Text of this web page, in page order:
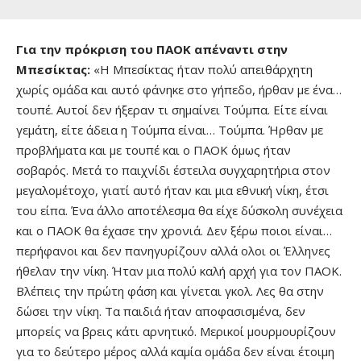
Για την πρόκριση του ΠΑΟΚ απέναντι στην
Μπεσίκτας: «Η Μπεσίκτας ήταν πολύ απειθάρχητη
χωρίς ομάδα και αυτό φάνηκε στο γήπεδο, ήρθαν με ένα…
τουπέ. Αυτοί δεν ήξεραν τι σημαίνει Τούμπα. Είτε είναι
γεμάτη, είτε άδεια η Τούμπα είναι… Τούμπα. Ήρθαν με
προβλήματα και με τουπέ και ο ΠΑΟΚ όμως ήταν
σοβαρός. Μετά το παιχνίδι έστειλα συγχαρητήρια στον
μεγαλομέτοχο, γιατί αυτό ήταν και μια εθνική νίκη, έτσι
του είπα. Ένα άλλο αποτέλεσμα θα είχε δύσκολη συνέχεια
και ο ΠΑΟΚ θα έχασε την χρονιά. Δεν ξέρω ποιοι είναι…
περήφανοι και δεν πανηγυρίζουν αλλά ολοι οι Έλληνες
ήθελαν την νίκη. Ήταν μια πολύ καλή αρχή για τον ΠΑΟΚ.
Βλέπεις την πρώτη φάση και γίνεται γκολ. Λες θα στην
δώσει την νίκη. Τα παιδιά ήταν αποφασισμένα, δεν
μπορείς να βρεις κάτι αρνητικό. Μερικοί μουρμουρίζουν
για το δεύτερο μέρος αλλά καμία ομάδα δεν είναι έτοιμη